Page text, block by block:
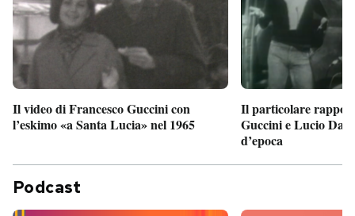
Il video di Francesco Guccini con
l’eskimo «a Santa Lucia» nel 1965
Il particolare
Guccini e Lucio
d’epoca
Podcast